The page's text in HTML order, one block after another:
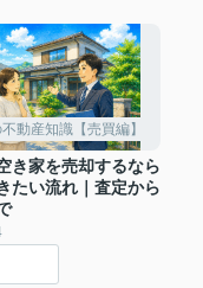
動産知識【売買編】
き家を売却するなら
たい流れ｜査定から